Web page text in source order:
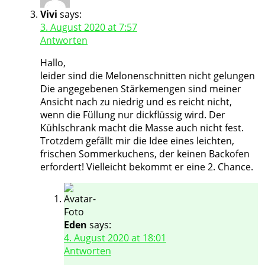
Vivi says:
3. August 2020 at 7:57
Antworten
Hallo,
leider sind die Melonenschnitten nicht gelungen
Die angegebenen Stärkemengen sind meiner
Ansicht nach zu niedrig und es reicht nicht,
wenn die Füllung nur dickflüssig wird. Der
Kühlschrank macht die Masse auch nicht fest.
Trotzdem gefällt mir die Idee eines leichten,
frischen Sommerkuchens, der keinen Backofen
erfordert! Vielleicht bekommt er eine 2. Chance.
Eden says:
4. August 2020 at 18:01
Antworten